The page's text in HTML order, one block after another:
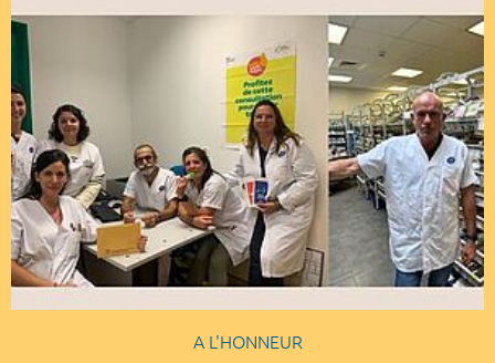
A L'HONNEUR